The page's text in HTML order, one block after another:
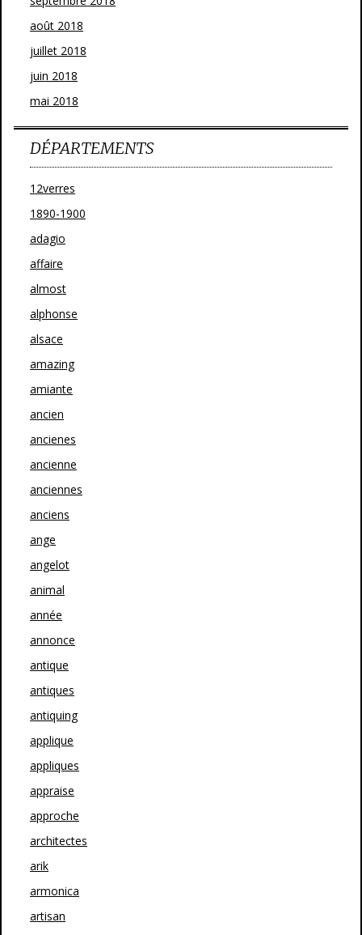
août 2018
juillet 2018
juin 2018
mai 2018
DÉPARTEMENTS
12verres
1890-1900
adagio
affaire
almost
alphonse
alsace
amazing
amiante
ancien
ancienes
ancienne
anciennes
anciens
ange
angelot
animal
année
annonce
antique
antiques
antiquing
applique
appliques
appraise
approche
architectes
arik
armonica
artisan